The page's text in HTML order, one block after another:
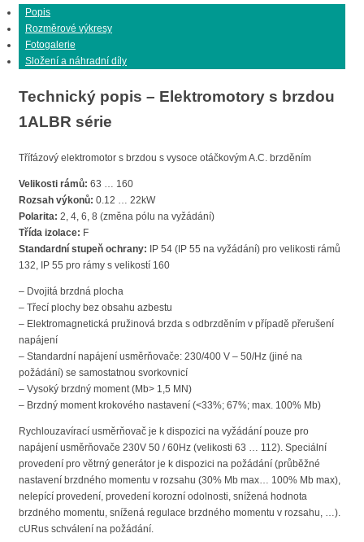
Popis
Rozměrové výkresy
Fotogalerie
Složení a náhradní díly
Technický popis – Elektromotory s brzdou
1ALBR série
Třífázový elektromotor s brzdou s vysoce otáčkovým A.C. brzděním
Velikosti rámů: 63 … 160
Rozsah výkonů: 0.12 … 22kW
Polarita: 2, 4, 6, 8 (změna pólu na vyžádání)
Třída izolace: F
Standardní stupeň ochrany: IP 54 (IP 55 na vyžádání) pro velikosti rámů
132, IP 55 pro rámy s velikostí 160
– Dvojitá brzdná plocha
– Třecí plochy bez obsahu azbestu
– Elektromagnetická pružinová brzda s odbrzděním v případě přerušení
napájení
– Standardní napájení usměrňovače: 230/400 V – 50/Hz (jiné na
požádání) se samostatnou svorkovnicí
– Vysoký brzdný moment (Mb> 1,5 MN)
– Brzdný moment krokového nastavení (<33%; 67%; max. 100% Mb)
Rychlouzavírací usměrňovač je k dispozici na vyžádání pouze pro
napájení usměrňovače 230V 50 / 60Hz (velikosti 63 … 112). Speciální
provedení pro větrný generátor je k dispozici na požádání (průběžné
nastavení brzdného momentu v rozsahu (30% Mb max… 100% Mb max),
nelepící provedení, provedení korozní odolnosti, snížená hodnota
brzdného momentu, snížená regulace brzdného momentu v rozsahu, …).
cURus schválení na požádání.